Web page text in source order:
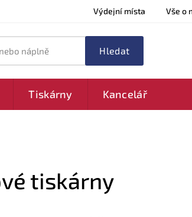
Výdejní místa Vše o
náplně
Tiskárny Kancelář
tiskárny